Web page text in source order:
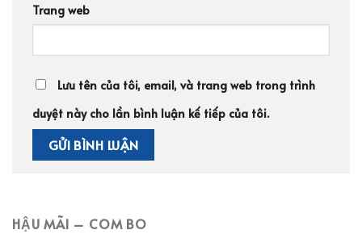
Trang web
Lưu tên của tôi, email, và trang web trong trình
duyệt này cho lần bình luận kế tiếp của tôi.
HẬU MÃI – COM BO